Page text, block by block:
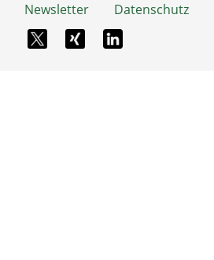
Newsletter
Datenschutz
X-TwitterXing